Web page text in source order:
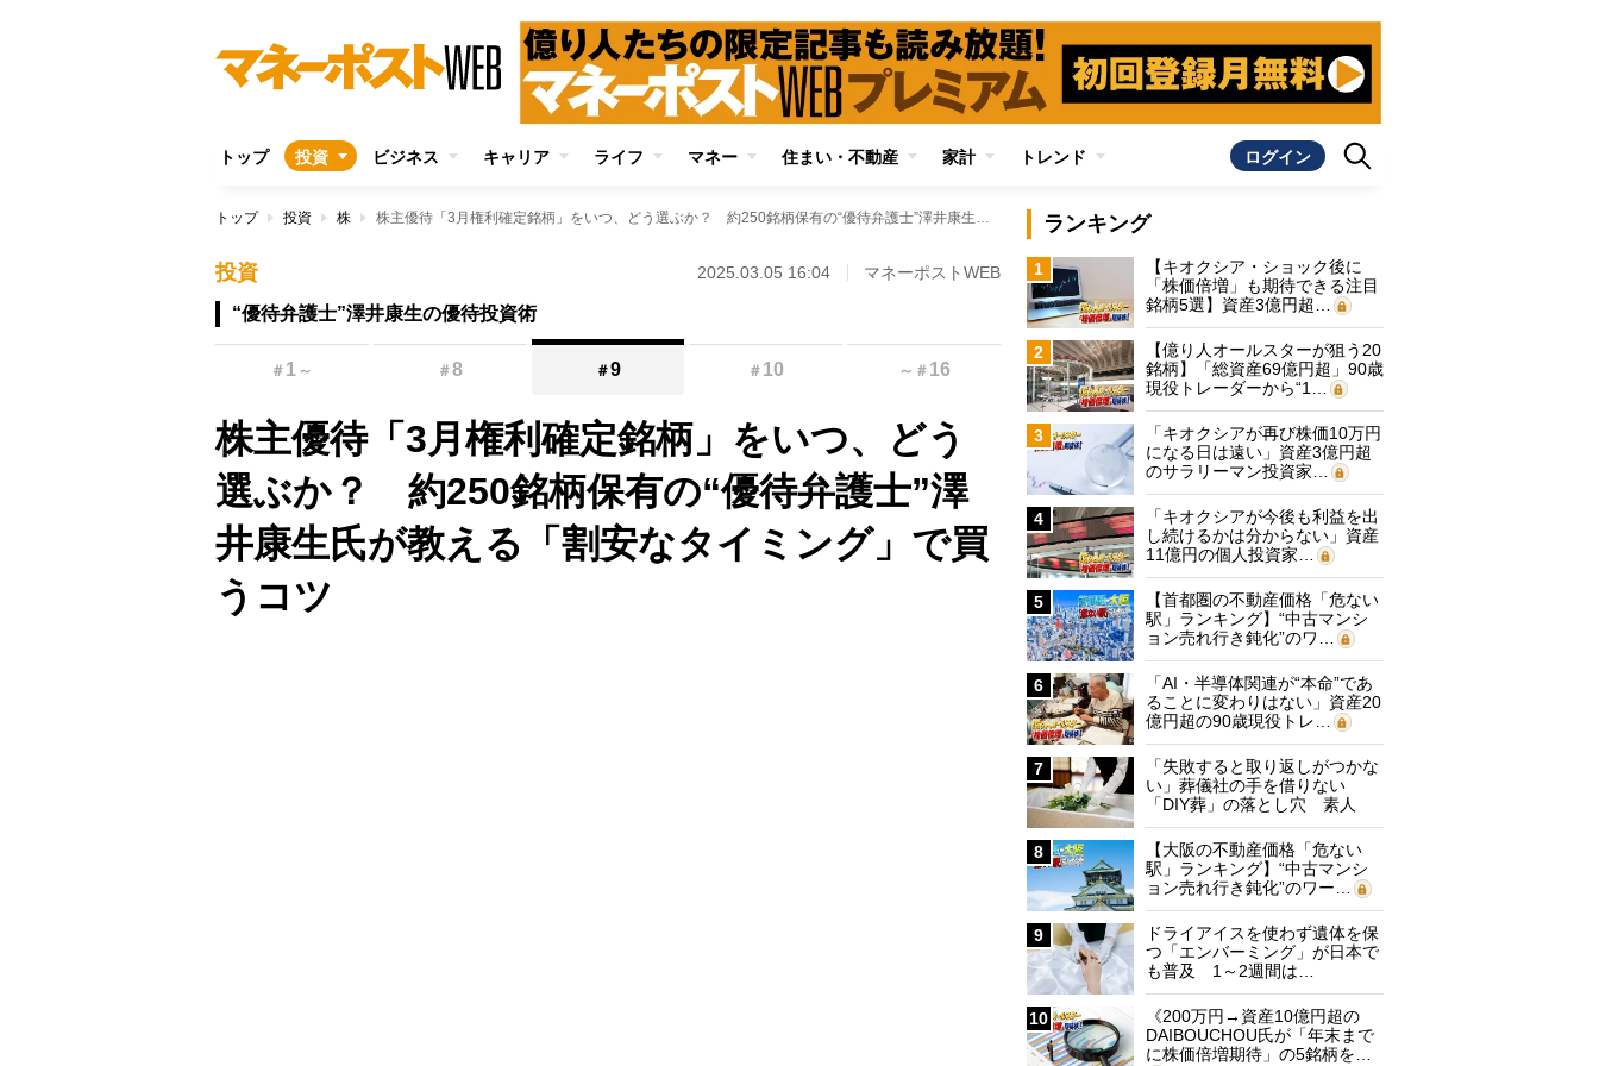
トップ 投資 ビジネス キャリア ライフ マネー 住まい・不動産 家計 トレンド ログイン
トップ 投資 株 株主優待「3月権利確定銘柄」をいつ、どう選ぶか？ 約250銘柄保有の“優待弁護士”澤井康生氏が教える「割安なタイミング」で買うコツ
投資 2025.03.05 16:04 マネーポストWEB
“優待弁護士”澤井康生の優待投資術
＃ 1 ～ ＃8 ＃9 ＃ 10 ～ ＃ 16
株主優待「3月権利確定銘柄」をいつ、どう
選ぶか？ 約250銘柄保有の“優待弁護士”澤
井康生氏が教える「割安なタイミング」で買
うコツ
ランキング
1
【キオクシア・ショック後に
「株価倍増」も期待できる注目
銘柄5選】資産3億円超…
2
【億り人オールスターが狙う20
銘柄】「総資産69億円超」90歳
現役トレーダーから“1…
3
「キオクシアが再び株価10万円
になる日は遠い」資産3億円超
のサラリーマン投資家…
4
「キオクシアが今後も利益を出
し続けるかは分からない」資産
11億円の個人投資家…
5
【首都圏の不動産価格「危ない
駅」ランキング】“中古マンシ
ョン売れ行き鈍化”のワ…
6
「AI・半導体関連が“本命”であ
ることに変わりはない」資産20
億円超の90歳現役トレ…
7
「失敗すると取り返しがつかな
い」葬儀社の手を借りない
「DIY葬」の落とし穴 素人
に…
8
【大阪の不動産価格「危ない
駅」ランキング】“中古マンシ
ョン売れ行き鈍化”のワー…
9
ドライアイスを使わず遺体を保
つ「エンバーミング」が日本で
も普及 1～2週間は…
10
《200万円→資産10億円超の
DAIBOUCHOU氏が「年末まで
に株価倍増期待」の5銘柄を…